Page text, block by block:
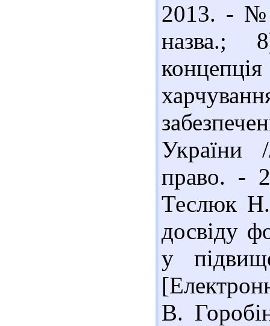
2013. - №
назва.;
України
право. -
Теслюк Н.
досвіду
у
В.